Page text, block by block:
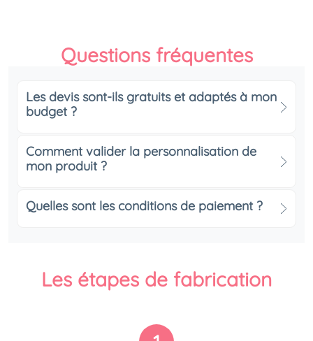
Questions fréquentes
Les devis sont-ils gratuits et adaptés à mon
budget ?
Comment valider la personnalisation de
mon produit ?
Quelles sont les conditions de paiement ?
Les étapes de fabrication